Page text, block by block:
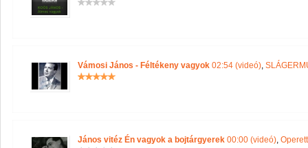
Vámosi János - Féltékeny vagyok 02:54 (videó),
János vitéz Én vagyok a bojtárgyerek 00:00 (videó),